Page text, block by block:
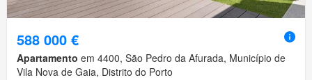
588 000 €
Apartamento em 4400, São Pedro da Afurada, Município de
Vila Nova de Gaia, Distrito do Porto